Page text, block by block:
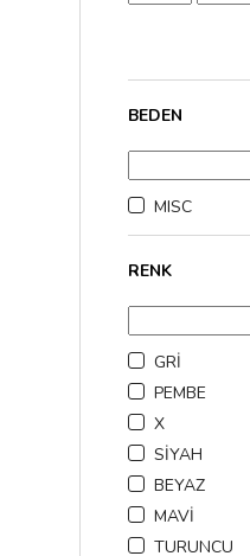
BEDEN
MISC
RENK
GRİ
PEMBE
X
SİYAH
BEYAZ
MAVİ
TURUNCU